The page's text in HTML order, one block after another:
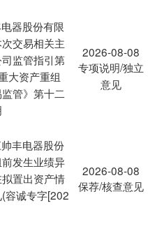
器股份有限
交易相关主
监管指引第
资产重组
管》第十二
2026-08-08
专项说明/独立
意见
丰电器股份
发生业绩异
置出资产情
容诚专字[202
2026-08-08
保荐/核查意见